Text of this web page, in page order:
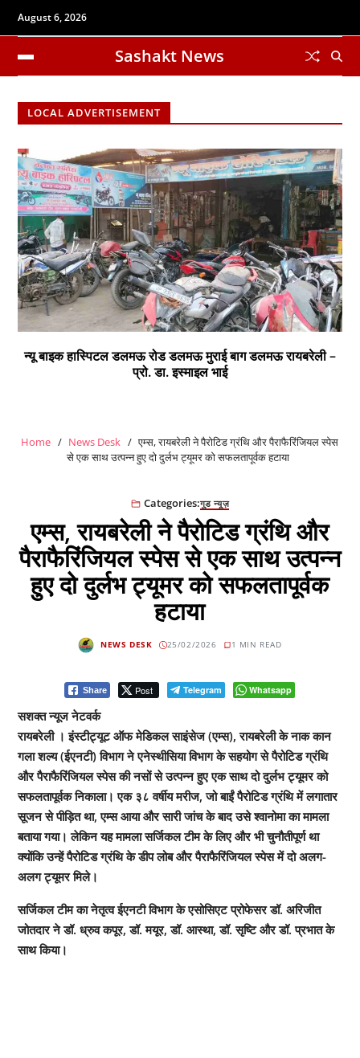
August 6, 2026
Sashakt News
LOCAL ADVERTISEMENT
न्यू बाइक हास्पिटल डलमऊ रोड डलमऊ मुराई बाग डलमऊ रायबरेली –
प्रो. डा. इस्माइल भाई
Home News Desk
एम्स, रायबरेली ने पैरोटिड ग्रंथि और पैराफैरिंजियल स्पेस
से एक साथ उत्पन्न हुए दो दुर्लभ ट्यूमर को सफलतापूर्वक हटाया
Categories:गुड न्यूज़
एम्स, रायबरेली ने पैरोटिड ग्रंथि और
पैराफैरिंजियल स्पेस से एक साथ उत्पन्न
हुए दो दुर्लभ ट्यूमर को सफलतापूर्वक
हटाया
NEWS DESK 25/02/2026 1 MIN READ
Share Post Telegram Whatsapp
सशक्त न्यूज नेटवर्क
रायबरेली ।‌ इंस्टीट्यूट ऑफ मेडिकल साइंसेज (एम्स), रायबरेली के नाक कान
गला शल्य (ईएनटी) विभाग ने एनेस्थीसिया विभाग के सहयोग से पैरोटिड ग्रंथि
और पैराफैरिंजियल स्पेस की नसों से उत्पन्न हुए एक साथ दो दुर्लभ ट्यूमर को
सफलतापूर्वक निकाला। एक ३८ वर्षीय मरीज, जो बाईं पैरोटिड ग्रंथि में लगातार
सूजन से पीड़ित था, एम्स आया और सारी जांच के बाद उसे श्वानोमा का मामला
बताया गया। लेकिन यह मामला सर्जिकल टीम के लिए और भी चुनौतीपूर्ण था
क्योंकि उन्हें पैरोटिड ग्रंथि के डीप लोब और पैराफैरिंजियल स्पेस में दो अलग-
अलग ट्यूमर मिले।
सर्जिकल टीम का नेतृत्व ईएनटी विभाग के एसोसिएट प्रोफेसर डॉ. अरिजीत
जोतदार ने डॉ. ध्रुव कपूर, डॉ. मयूर, डॉ. आस्था, डॉ. सृष्टि और डॉ. प्रभात के
साथ किया।